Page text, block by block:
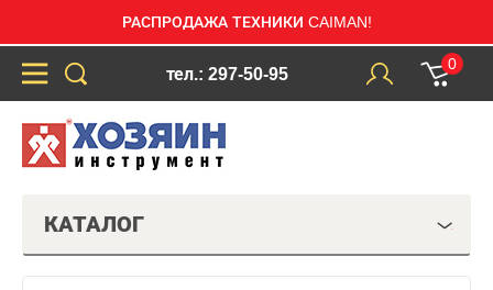
РАСПРОДАЖА ТЕХНИКИ CAIMAN!
тел.: 297-50-95
0
КАТАЛОГ